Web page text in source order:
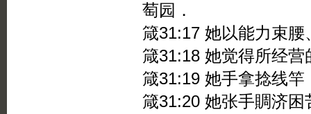
萄园．
箴31:17 她以能力束
箴31:18 她觉得所经
箴31:19 她手拿捻线
箴31:20 她张手賙济